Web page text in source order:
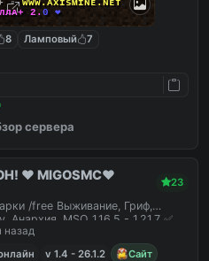
▫ ᴡᴡᴡ. ᴀxɪsᴍɪɴᴇ.ɴᴇᴛ
ллᴀ+ 2 .0 ❤
8 Ламповый
7
сервера
❤️ MIGOSMC❤️
23
/free Выживание, Гриф,
Анархия, MSO 1.16.5 - 1.21.7 ✅
назад
v 1.4 - 26.1.2
Сайт